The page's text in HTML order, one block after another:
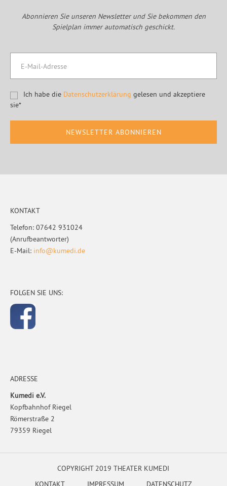
Abonnieren Sie unseren Newsletter und Sie bekommen den
Spielplan immer automatisch geschickt.
Ich habe die Datenschutzerklärung gelesen und akzeptiere
sie*
KONTAKT
Telefon: 07642 931024
(Anrufbeantworter)
E-Mail: info@kumedi.de
FOLGEN SIE UNS:
ADRESSE
Kumedi e.V.
Kopfbahnhof Riegel
Römerstraße 2
79359 Riegel
COPYRIGHT 2019 THEATER KUMEDI
KONTAKT
IMPRESSUM DATENSCHUTZ